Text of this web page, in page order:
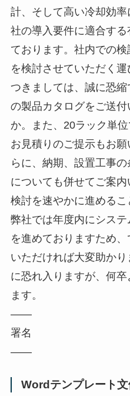
計、そして高い冷却効
社の導入要件に適合する
ております。社内での
を検討させていただく運
つきましては、誠に恐
の製品カタログをご送
か。また、20ラック単
お見積りのご提示もお
らに、納期、設置工事
についても併せてご案
検討を速やかに進めるこ
弊社では年度内にシス
を進めておりますため
いただければ大変助か
に恐れ入りますが、何
ます。
――
署名
――
Wordテンプレート